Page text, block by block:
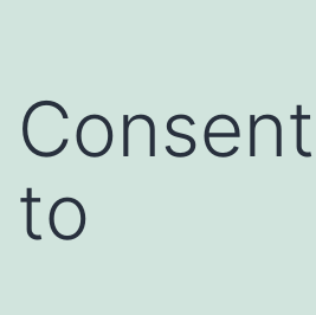
to